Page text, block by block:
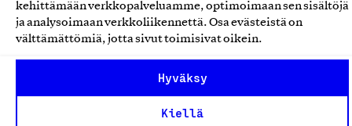
kehittämään verkkopalveluamme, optimoimaan sen sisältöjä
ja analysoimaan verkkoliikennettä. Osa evästeistä on
välttämättömiä, jotta sivut toimisivat oikein.
Hyväksy
Kiellä
Olemme jäsentemme omistama puolueeton,
työmarkkinajärjestöistä riippumaton yhdistys.